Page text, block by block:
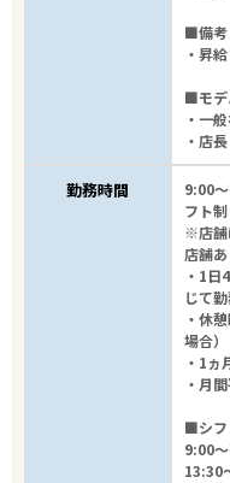
■備考
・昇
■モデ
・一
・店
勤務時間
9:00
フト制
※店舗
店舗あ
・1日
じて
・休
場合）
・1ヵ
・月
■シフ
9:00
13:30